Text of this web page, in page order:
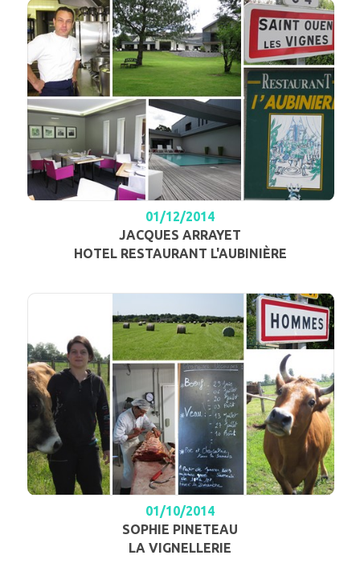
01/12/2014
JACQUES ARRAYET
HOTEL RESTAURANT L'AUBINIÈRE
01/10/2014
SOPHIE PINETEAU
LA VIGNELLERIE